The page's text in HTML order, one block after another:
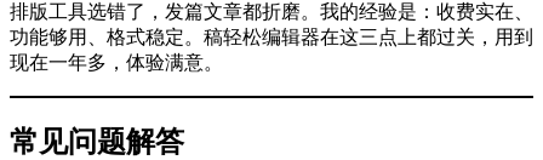
排版工具选错了，发篇文章都折磨。我的经验是：收费实在、
功能够用、格式稳定。稿轻松编辑器在这三点上都过关，用到
现在一年多，体验满意。
常见问题解答